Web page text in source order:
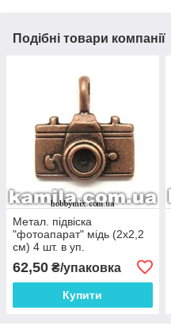
Подібні товари компанії
Метал. підвіска
"фотоапарат" мідь (2х2,2
см) 4 шт. в уп.
62,50 ₴/упаковка
Купити